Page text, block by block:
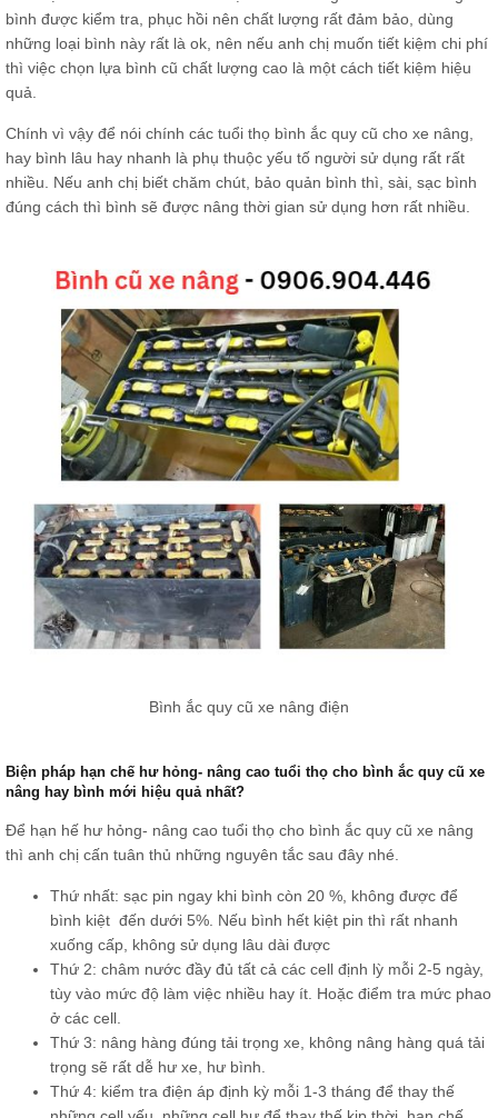
bình được kiểm tra, phục hồi nên chất lượng rất đảm bảo, dùng
những loại bình này rất là ok, nên nếu anh chị muốn tiết kiệm chi phí
thì việc chọn lựa bình cũ chất lượng cao là một cách tiết kiệm hiệu
quả.
Chính vì vậy để nói chính các tuổi thọ bình ắc quy cũ cho xe nâng,
hay bình lâu hay nhanh là phụ thuộc yếu tố người sử dụng rất rất
nhiều. Nếu anh chị biết chăm chút, bảo quản bình thì, sài, sạc bình
đúng cách thì bình sẽ được nâng thời gian sử dụng hơn rất nhiều.
Bình ắc quy cũ xe nâng điện
Biện pháp hạn chế hư hỏng- nâng cao tuổi thọ cho bình ắc quy cũ xe
nâng hay bình mới hiệu quả nhất?
Để hạn hế hư hỏng- nâng cao tuổi thọ cho bình ắc quy cũ xe nâng
thì anh chị cấn tuân thủ những nguyên tắc sau đây nhé.
Thứ nhất: sạc pin ngay khi bình còn 20 %, không được để
bình kiệt đến dưới 5%. Nếu bình hết kiệt pin thì rất nhanh
xuống cấp, không sử dụng lâu dài được
Thứ 2: châm nước đầy đủ tất cả các cell định lỳ mỗi 2-5 ngày,
tùy vào mức độ làm việc nhiều hay ít. Hoặc điểm tra mức phao
ở các cell.
Thứ 3: nâng hàng đúng tải trọng xe, không nâng hàng quá tải
trọng sẽ rất dễ hư xe, hư bình.
Thứ 4: kiểm tra điện áp định kỳ mỗi 1-3 tháng để thay thế